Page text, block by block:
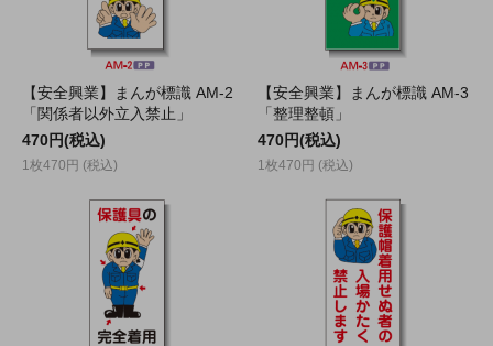
【安全興業】まんが標識 AM-2
「関係者以外立入禁止」
470円(税込)
1枚470円 (税込)
【安全興業】まんが標識 AM-3
「整理整頓」
470円(税込)
1枚470円 (税込)